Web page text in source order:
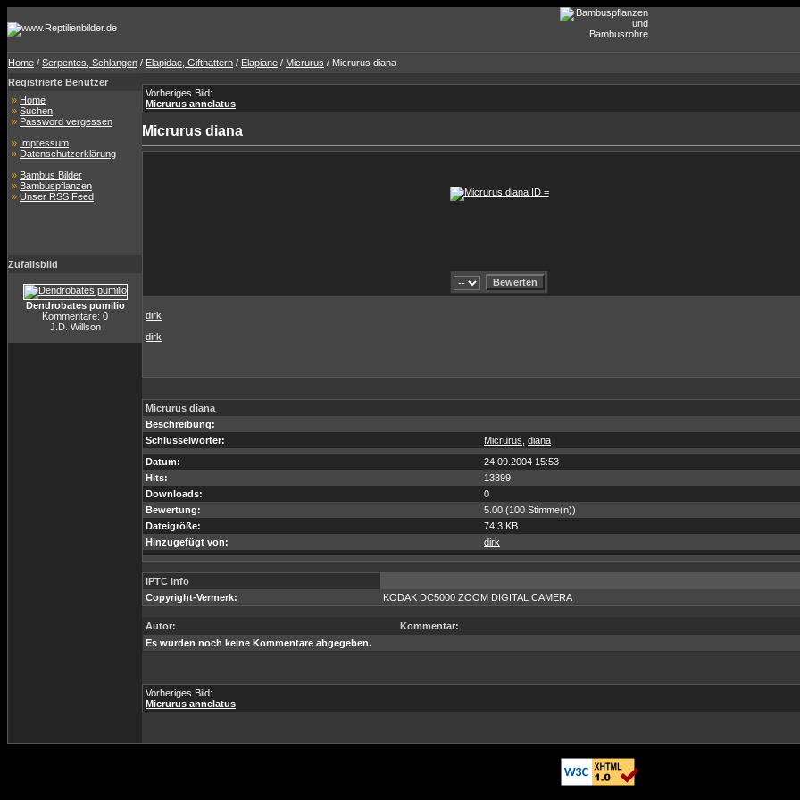
Home / Serpentes, Schlangen / Elapidae, Giftnattern / Elapiane / Micrurus / Micrurus diana
Registrierte Benutzer
» Home
» Suchen
» Password vergessen
» Impressum
» Datenschutzerklärung
» Bambus Bilder
» Bambuspflanzen
» Unser RSS Feed
Zufallsbild
Dendrobates pumilio
Kommentare: 0
J.D. Willson
Vorheriges Bild:
Micrurus annelatus
Micrurus diana
dirk
dirk
Micrurus diana
Beschreibung:
Schlüsselwörter:
Micrurus diana
Datum:
24.09.2004 15:53
Hits:
13399
Downloads:
0
Bewertung:
5.00 (100 Stimme(n))
Dateigröße:
74.3 KB
Hinzugefügt von:
dirk
IPTC Info
Copyright-Vermerk:
KODAK DC5000 ZOOM DIGITAL CAMERA
Autor:
Kommentar:
Es wurden noch keine Kommentare abgegeben.
Vorheriges Bild:
Micrurus annelatus